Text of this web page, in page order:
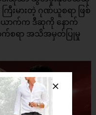
းမားတဲ့ ဂုဏ်ယူစရာ ဖြစ်
ောက်က ဒီဆုကို နောက်
က်စရာ အသိအမှတ်ပြုမှု